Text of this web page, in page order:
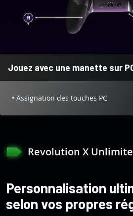
Jouez avec une manette sur
• Assignation des touches PC
Revolution X
Personnalisation
selon vos propres